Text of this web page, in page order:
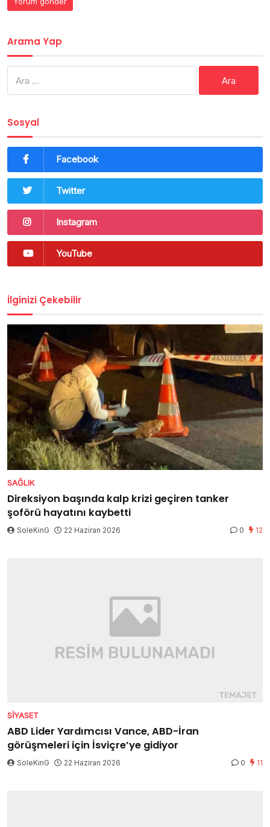
Arama Yap
Sosyal
Facebook
Twitter
Instagram
YouTube
İlginizi Çekebilir
SAĞLIK
Direksiyon başında kalp krizi geçiren tanker
şoförü hayatını kaybetti
SoleKinG 22 Haziran 2026 0 12
SIYASET
ABD Lider Yardımcısı Vance, ABD-İran
görüşmeleri için İsviçre’ye gidiyor
SoleKinG 22 Haziran 2026 0 11